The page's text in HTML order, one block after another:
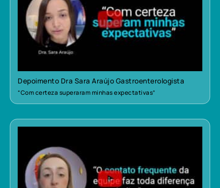
Depoimento Dra Sara Araújo Gastroenterologista
“Com certeza superaram minhas expectativas”